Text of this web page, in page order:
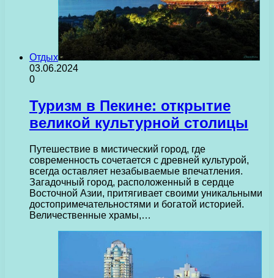
Отдых
03.06.2024
0
Туризм в Пекине: открытие
великой культурной столицы
Путешествие в мистический город, где
современность сочетается с древней культурой,
всегда оставляет незабываемые впечатления.
Загадочный город, расположенный в сердце
Восточной Азии, притягивает своими уникальными
достопримечательностями и богатой историей.
Величественные храмы,…